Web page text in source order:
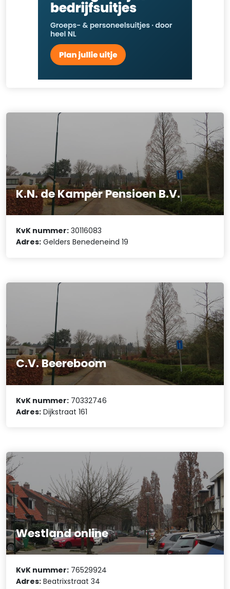
K.N. de Kamper Pensioen B.V.
KvK nummer: 30116083
Adres: Gelders Benedeneind 19
C.V. Beereboom
KvK nummer: 70332746
Adres: Dijkstraat 161
Westland online
KvK nummer: 76529924
Adres: Beatrixstraat 34